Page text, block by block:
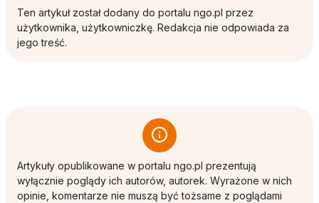
Ten artykuł został dodany do portalu ngo.pl przez
użytkownika, użytkowniczkę. Redakcja nie odpowiada za
jego treść.
Artykuły opublikowane w portalu ngo.pl prezentują
wyłącznie poglądy ich autorów, autorek. Wyrażone w nich
opinie, komentarze nie muszą być tożsame z poglądami